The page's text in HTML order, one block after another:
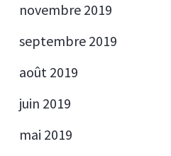
novembre 2019
septembre 2019
août 2019
juin 2019
mai 2019